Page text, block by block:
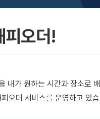
피오더!
내가 원하는 시간과 장소로
오더 서비스를 운영하고 있